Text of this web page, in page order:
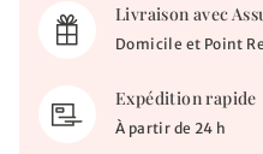
Livraison avec
Domicile et Point
Expédition rapide
À partir de 24 h